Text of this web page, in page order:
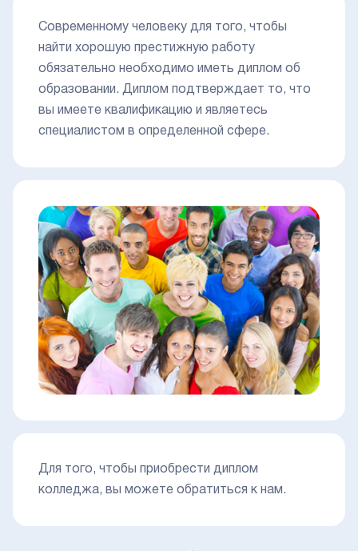
Современному человеку для того, чтобы
найти хорошую престижную работу
обязательно необходимо иметь диплом об
образовании. Диплом подтверждает то, что
вы имеете квалификацию и являетесь
специалистом в определенной сфере.
Для того, чтобы приобрести диплом
колледжа, вы можете обратиться к нам.